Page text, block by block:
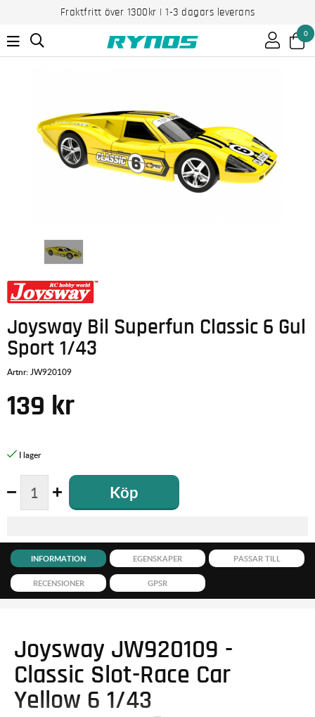
Fraktfritt över 1300kr | 1-3 dagars leverans
0
Joysway Bil Superfun Classic 6 Gul
Sport 1/43
Artnr:JW920109
139 kr
Köp
INFORMATION EGENSKAPER PASSAR TILL
RECENSIONER GPSR
Joysway JW920109 -
Classic Slot-Race Car
Yellow 6 1/43